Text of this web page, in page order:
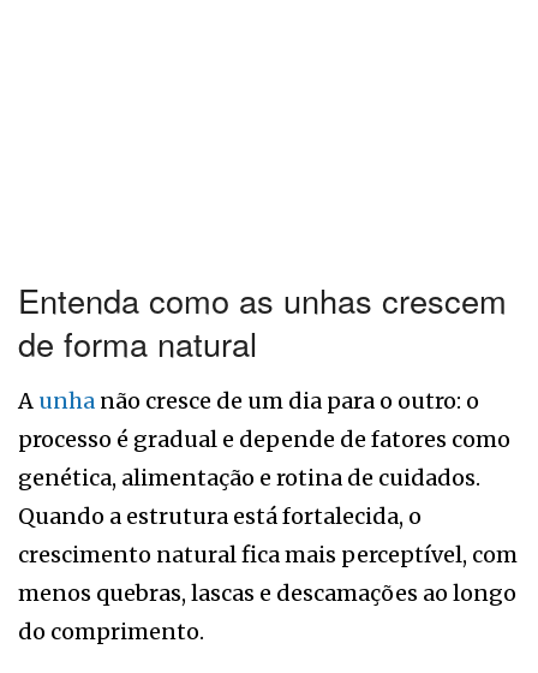
Entenda como as unhas crescem
de forma natural
A unha não cresce de um dia para o outro: o
processo é gradual e depende de fatores como
genética, alimentação e rotina de cuidados.
Quando a estrutura está fortalecida, o
crescimento natural fica mais perceptível, com
menos quebras, lascas e descamações ao longo
do comprimento.